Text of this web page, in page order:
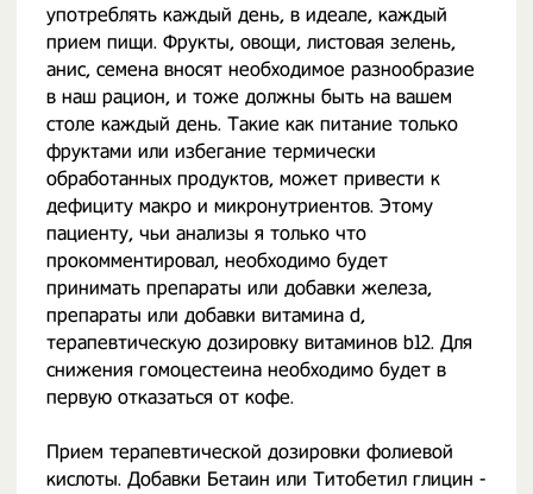
употреблять каждый день, в идеале, каждый
прием пищи. Фрукты, овощи, листовая зелень,
анис, семена вносят необходимое разнообразие
в наш рацион, и тоже должны быть на вашем
столе каждый день. Такие как питание только
фруктами или избегание термически
обработанных продуктов, может привести к
дефициту макро и микронутриентов. Этому
пациенту, чьи анализы я только что
прокомментировал, необходимо будет
принимать препараты или добавки железа,
препараты или добавки витамина d,
терапевтическую дозировку витаминов b12. Для
снижения гомоцестеина необходимо будет в
первую отказаться от кофе.
Прием терапевтической дозировки фолиевой
кислоты. Добавки Бетаин или Титобетил глицин -